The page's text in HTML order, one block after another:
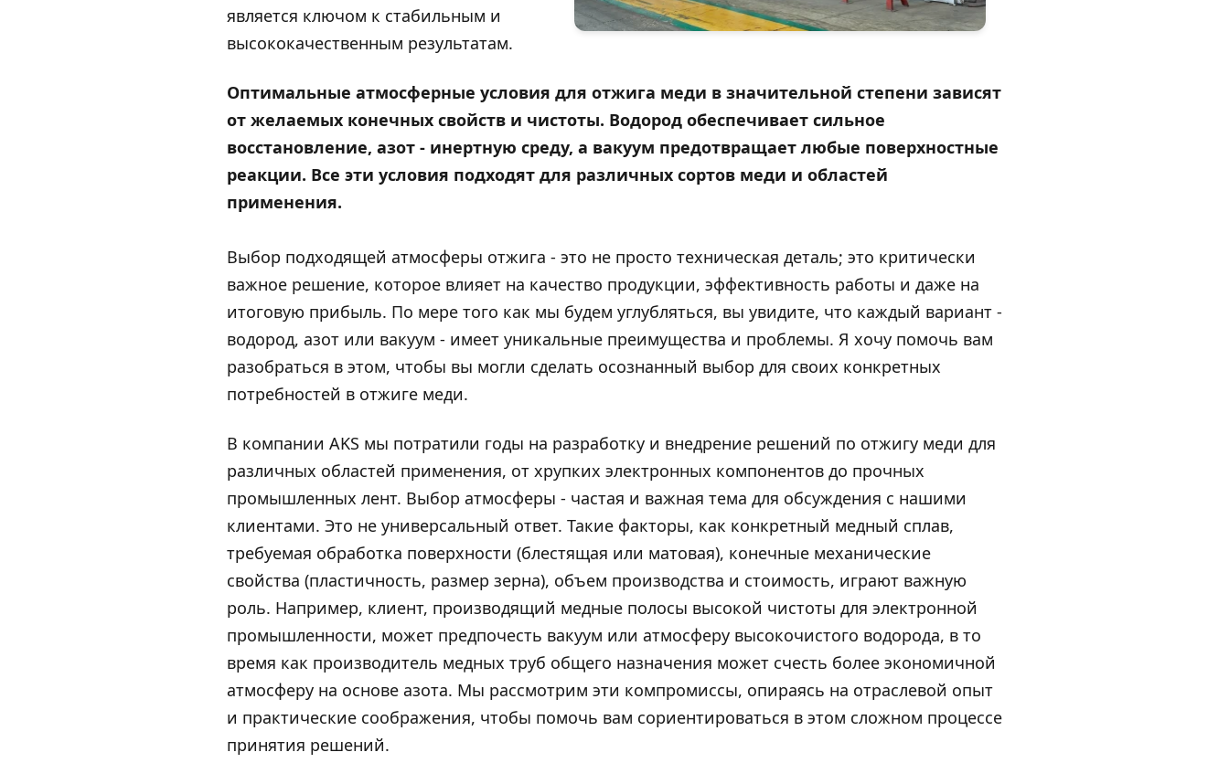
является ключом к стабильным и
высококачественным результатам.
Оптимальные атмосферные условия для отжига меди в значительной степени зависят
от желаемых конечных свойств и чистоты. Водород обеспечивает сильное
восстановление, азот - инертную среду, а вакуум предотвращает любые поверхностные
реакции. Все эти условия подходят для различных сортов меди и областей
применения.
Выбор подходящей атмосферы отжига - это не просто техническая деталь; это критически
важное решение, которое влияет на качество продукции, эффективность работы и даже на
итоговую прибыль. По мере того как мы будем углубляться, вы увидите, что каждый вариант -
водород, азот или вакуум - имеет уникальные преимущества и проблемы. Я хочу помочь вам
разобраться в этом, чтобы вы могли сделать осознанный выбор для своих конкретных
потребностей в отжиге меди.
В компании AKS мы потратили годы на разработку и внедрение решений по отжигу меди для
различных областей применения, от хрупких электронных компонентов до прочных
промышленных лент. Выбор атмосферы - частая и важная тема для обсуждения с нашими
клиентами. Это не универсальный ответ. Такие факторы, как конкретный медный сплав,
требуемая обработка поверхности (блестящая или матовая), конечные механические
свойства (пластичность, размер зерна), объем производства и стоимость, играют важную
роль. Например, клиент, производящий медные полосы высокой чистоты для электронной
промышленности, может предпочесть вакуум или атмосферу высокочистого водорода, в то
время как производитель медных труб общего назначения может счесть более экономичной
атмосферу на основе азота. Мы рассмотрим эти компромиссы, опираясь на отраслевой опыт
и практические соображения, чтобы помочь вам сориентироваться в этом сложном процессе
принятия решений.